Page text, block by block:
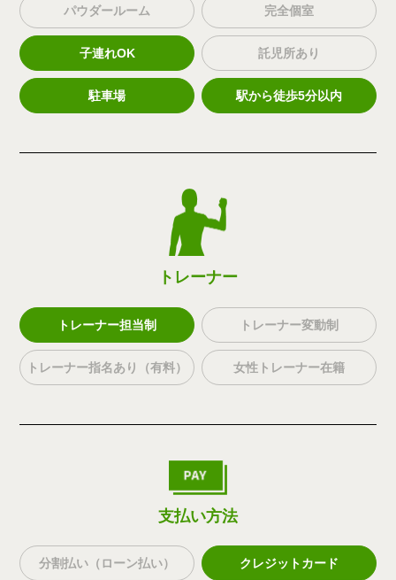
パウダールーム 完全個室
子連れOK 託児所あり
駐車場 駅から徒歩5分以内
トレーナー
トレーナー担当制 トレーナー変動制
トレーナー指名あり（有料） 女性トレーナー在籍
支払い方法
分割払い（ローン払い） クレジットカード